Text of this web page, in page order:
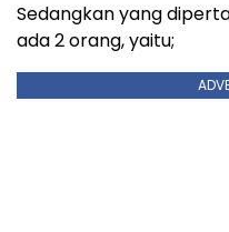
Sedangkan yang
ada 2 orang, yaitu;